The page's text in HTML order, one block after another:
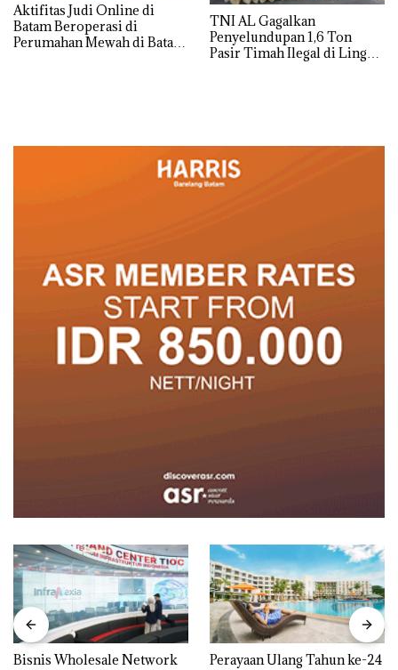
Aktifitas Judi Online di
Batam Beroperasi di
Perumahan Mewah di Batam
TNI AL Gagalkan
Penyelundupan 1,6 Ton
Pasir Timah Ilegal di Lingga,
Bisnis Wholesale Network
Perayaan Ulang Tahun ke-24